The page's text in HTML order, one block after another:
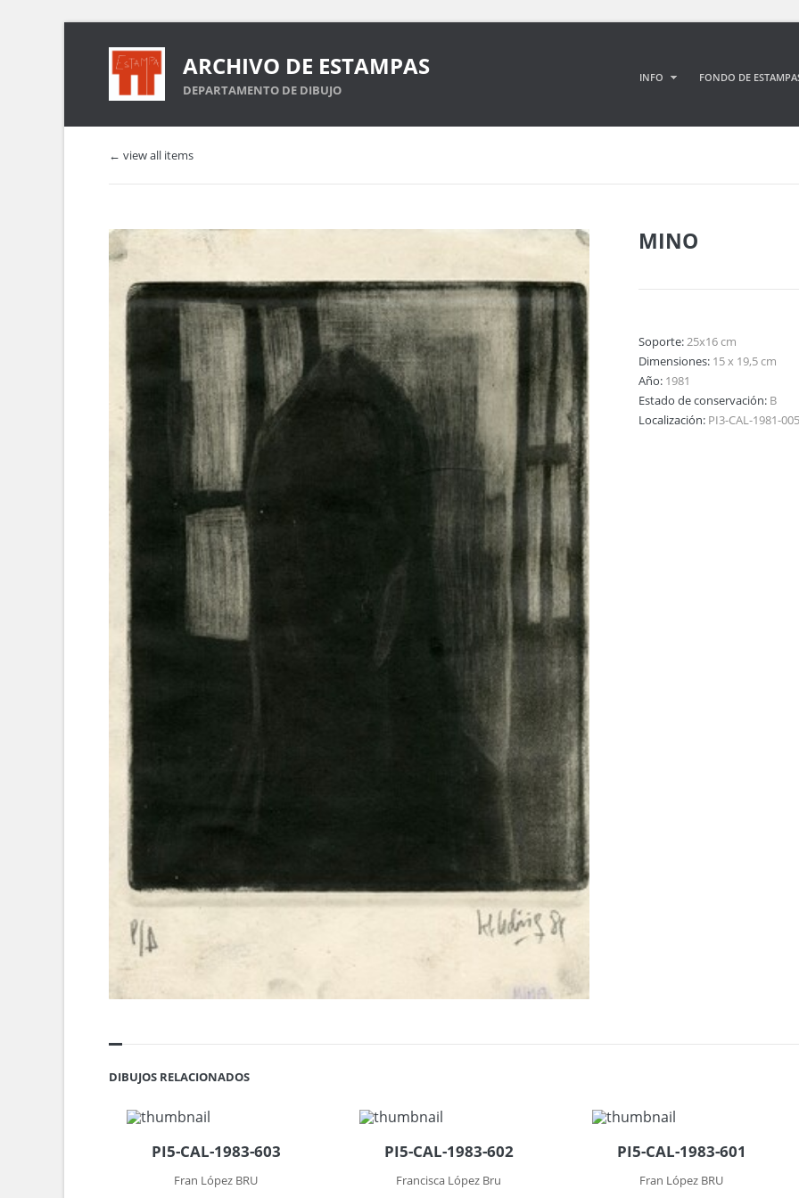
ARCHIVO DE ESTAMPAS
DEPARTAMENTO DE DIBUJO
INFO FONDO DE
← view all items
MINO
Soporte:25x16 cm
Dimensiones: 15 x 19,5 cm
Año: 1981
Estado de conservación: B
Localización: PI3-CAL-1981-005
DIBUJOS RELACIONADOS
PI5-CAL-1983-603
Fran López BRU
PI5-CAL-1983-602
Francisca López Bru
PI5-CAL-1983-601
Fran López BRU